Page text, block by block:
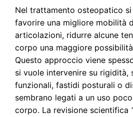
Nel trattamento osteopatico
favorire una migliore mobilità
articolazioni, ridurre alcune
corpo una maggiore
Questo approccio viene
si vuole intervenire su rigidità,
funzionali, fastidi posturali o
sembrano legati a un uso
corpo. La revisione scientifica